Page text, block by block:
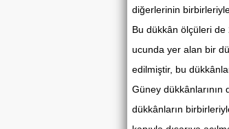
diğerlerinin
Bu dükkân ölçüleri de
ucunda yer alan bir
edilmiştir, bu
Güney
dükkânların